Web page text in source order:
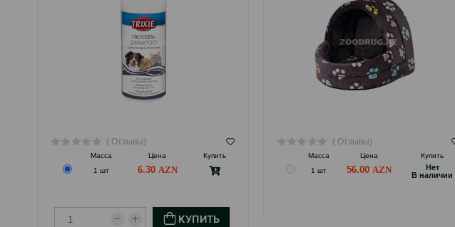
( Отзывы)
Масса Цена
Купить
1 шт
6.30
КУПИТЬ
( Отзывы)
Масса Цена
Купить
1 шт
56.00
Hет
B наличии